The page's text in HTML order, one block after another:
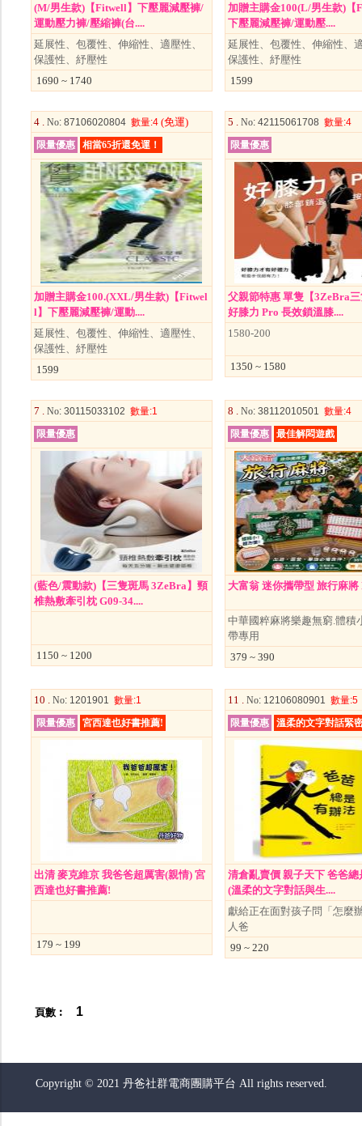
(M/男生款)【Fitwell】下壓麗減壓褲/
運動壓力褲/壓縮褲(台....
延展性、包覆性、伸縮性、適壓性、
保護性、紓壓性
1690 ~ 1740
加贈主購金100(L/男生款)【
下壓麗減壓褲/運動壓....
延展性、包覆性、伸縮性、
保護性、紓壓性
1599
4 . No: 87106020804 數量:4(免運)
限量優惠 相當65折還免運！
加贈主購金100.(XXL/男生款)【Fitwel
l】下壓麗減壓褲/運動....
延展性、包覆性、伸縮性、適壓性、
保護性、紓壓性
1599
5 . No: 42115061708 數量:4
限量優惠
父親節特惠 單隻【3ZeBra
好膝力 Pro 長效鎖溫膝....
1580-200
1350 ~ 1580
7 . No: 30115033102 數量:1
限量優惠
(藍色/震動款)【三隻斑馬 3ZeBra】頸
椎熱敷牽引枕 G09-34....
1150 ~ 1200
8 . No: 38112010501 數量:4
限量優惠
最佳解悶遊戲
大富翁 迷你攜帶型 旅行麻將
中華國粹麻將樂趣無窮.體積
帶專用
379 ~ 390
10 . No: 1201901 數量:1
限量優惠
宮西達也好書推薦!
出清 麥克維京 我爸爸超厲害(親情) 宮
西達也好書推薦!
179 ~ 199
11 . No: 12106080901 數量:5
限量優惠
溫柔的文字對話緊
清倉亂賣價 親子天下 爸爸總
(溫柔的文字對話與生....
獻給正在面對孩子問「怎麼
人爸
99 ~ 220
頁數︰ 1
Copyright © 2021 丹爸社群電商團購平台 All rights reserved.